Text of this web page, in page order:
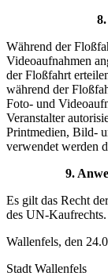
Während der
Videoaufnahmen
der Floßfahrt
während der
Foto- und
Veranstalter
Printmedien, Bild-
verwendet werden
9.
Es gilt das Recht
des UN-
Wallenfels, den
Stadt Wallenfels